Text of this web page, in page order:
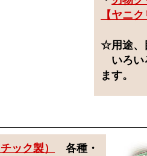
【ヤニ
☆用途、
いろい
ます。
ック製）
各種・